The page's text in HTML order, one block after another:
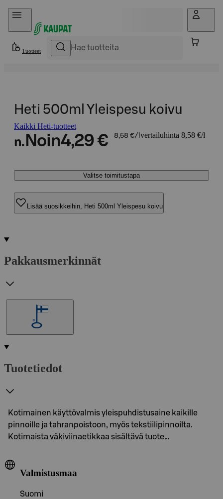
Hyppää sisältöön
Tuotteet
Heti 500ml Yleispesu koivu
Kaikki Heti-tuotteet
n. Noin4,29 € 8,58 €/l vertailuhinta 8,58 €/l
Valitse toimitustapa
Lisää suosikkeihin, Heti 500ml Yleispesu koivu
Pakkausmerkinnät
Tuotetiedot
Kotimainen käyttövalmis yleispuhdistusaine kaikille
pinnoille ja tahranpoistoon, myös tekstiilipinnoilta.
Kotimaista väkiviinaetikkaa sisältävä tuote…
Valmistusmaa
Suomi